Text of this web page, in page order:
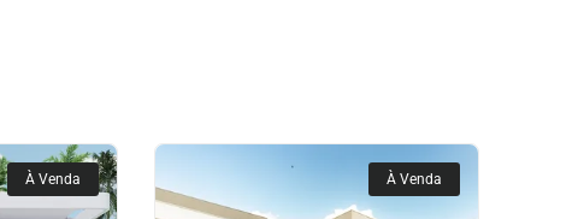
À Venda À Venda